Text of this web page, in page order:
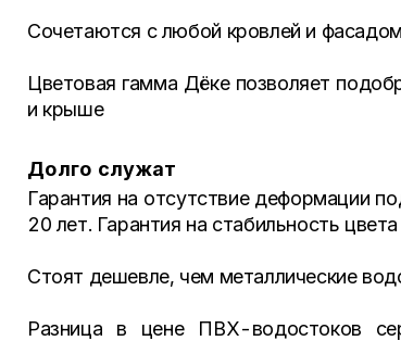
Сочетаются с любой кровлей и фасадом
Цветовая гамма Дёке позволяет
и крыше
Долго служат
Гарантия на отсутствие деформации
20 лет. Гарантия на стабильность
Стоят дешевле, чем металлические
Разница в цене ПВХ-водостоков